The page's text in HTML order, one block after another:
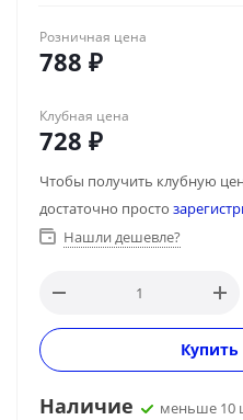
Розничная цена
788 ₽
Клубная цена
728 ₽
Чтобы получить клубную
достаточно просто
Нашли дешевле?
Наличие меньше 10